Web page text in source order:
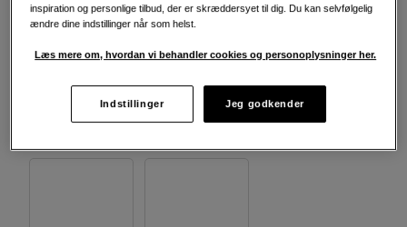
49-58mm 49-77mm
inspiration og personlige tilbud, der er skræddersyet til dig. Du kan selvfølgelig
ændre dine indstillinger når som helst.
Læs mere om, hvordan vi behandler cookies og personoplysninger her.
Indstillinger Jeg godkender